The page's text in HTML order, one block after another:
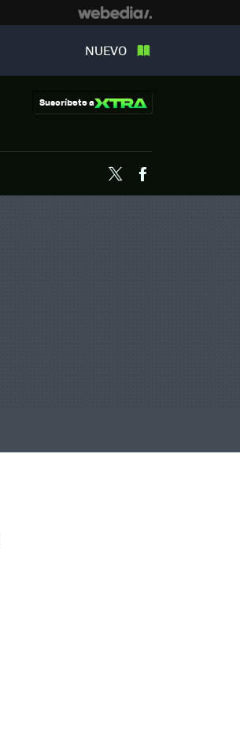
NUEVO
Suscríbete a
Twitter